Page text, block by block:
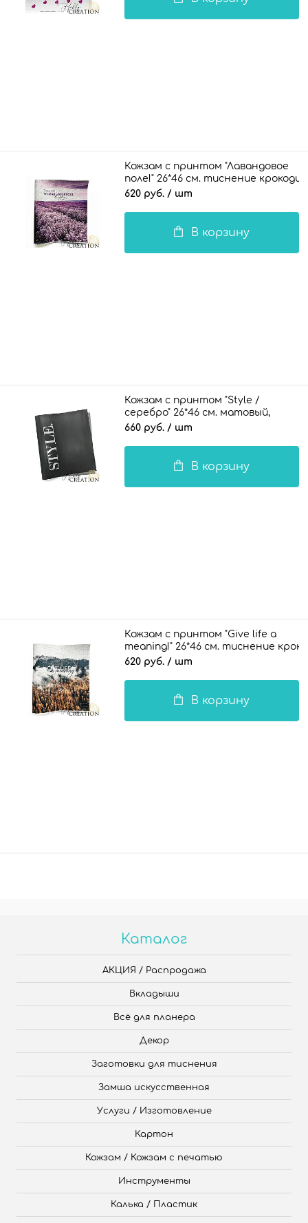
Кожзам с принтом "Лавандовое
поле!" 26*46 см. тиснение
620 руб. / шт
В корзину
Кожзам с принтом "Style /
серебро" 26*46 см. матовый,
черный
660 руб. / шт
В корзину
Кожзам с принтом "Give life a
meaning!" 26*46 см. тиснение
620 руб. / шт
В корзину
Каталог
АКЦИЯ / Распродажа
Вкладыши
Всё для планера
Декор
Заготовки для тиснения
Замша искусственная
Услуги / Изготовление
Картон
Кожзам / Кожзам с печатью
Инструменты
Калька / Пластик